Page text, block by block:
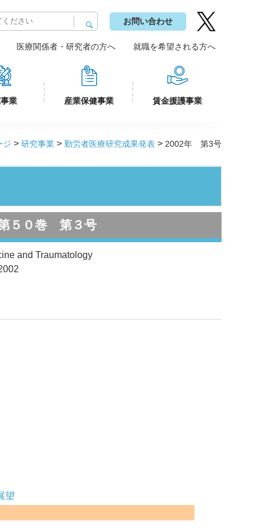
お問い合わせ
医療関係者・研究者の方へ 就職を希望される方へ
業 産業保健事業 賃金援護事業
ジ > 研究事業 > 勤労者医療研究成果発表 > 2002年 第3号
５０巻 第３号
and Traumatology
望